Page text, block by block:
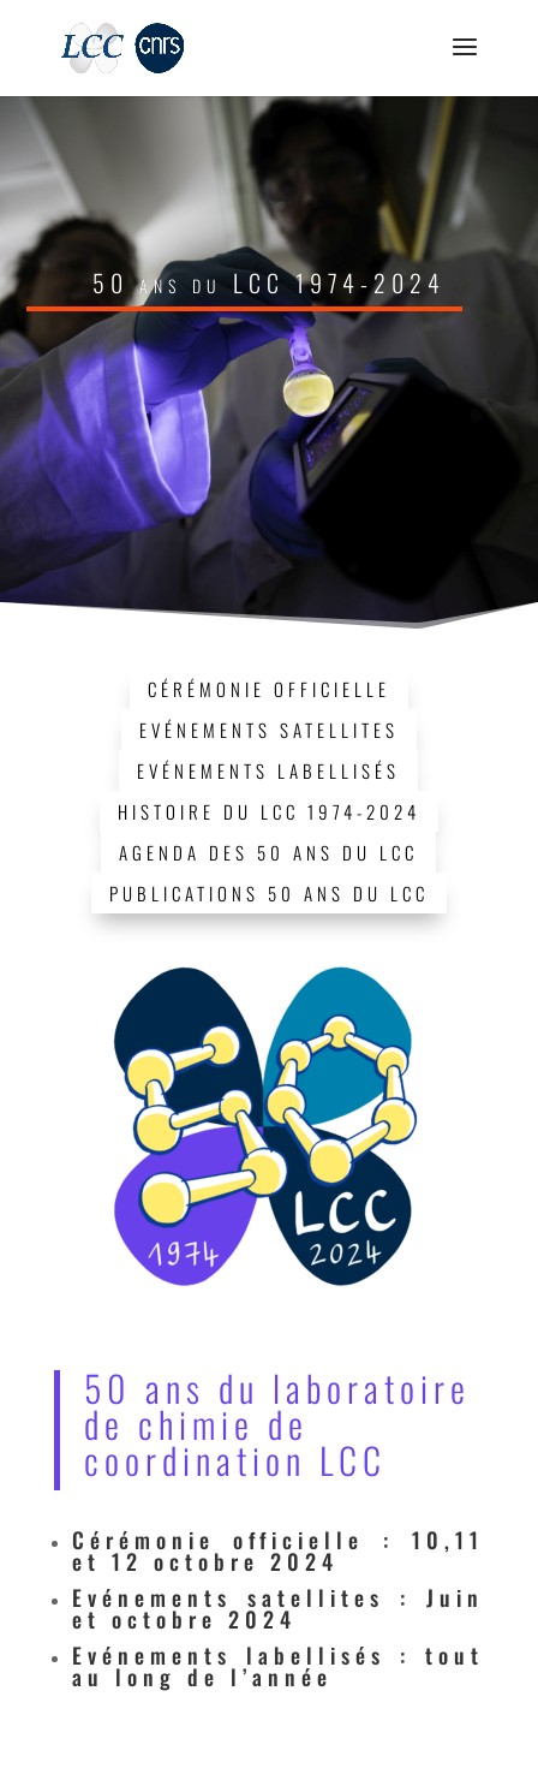
50 ans du LCC 1974-2024
CÉRÉMONIE OFFICIELLE
EVÉNEMENTS SATELLITES
EVÉNEMENTS LABELLISÉS
HISTOIRE DU LCC 1974-2024
AGENDA DES 50 ANS DU LCC
PUBLICATIONS 50 ANS DU LCC
50 ans du laboratoire
de chimie de
coordination LCC
Cérémonie officielle : 10,11
et 12 octobre 2024
Evénements satellites : Juin
et octobre 2024
Evénements labellisés : tout
au long de l’année